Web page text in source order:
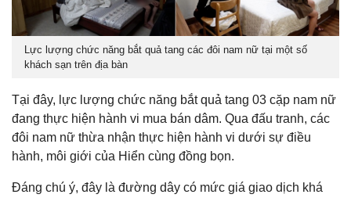
Lực lượng chức năng bắt quả tang các đôi nam nữ tại một số
khách sạn trên địa bàn
Tại đây, lực lượng chức năng bắt quả tang 03 cặp nam nữ
đang thực hiện hành vi mua bán dâm. Qua đấu tranh, các
đôi nam nữ thừa nhận thực hiện hành vi dưới sự điều
hành, môi giới của Hiển cùng đồng bọn.
Đáng chú ý, đây là đường dây có mức giá giao dịch khá